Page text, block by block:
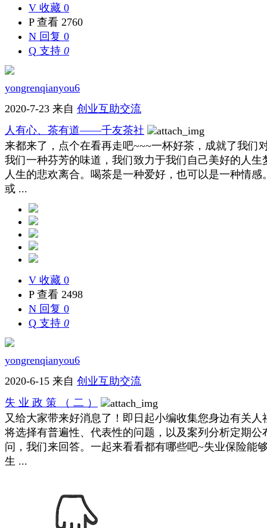
V 收藏 0
P查看 2760
N 回复 0
Q 支持 0
yongrenqianyou6
2020-7-23 来自 创业互助交流
人有心、茶有道——千友茶社
来都来了，点个在看再走吧~~~一杯好茶，成就了我们
我们一种芬芳的味道，我们致力于我们自己美好的人生
人生的悲欢离合。喝茶是一种爱好，也可以是一种情感
或 ...
V 收藏 0
P查看 2498
N 回复 0
Q 支持 0
yongrenqianyou6
2020-6-15 来自 创业互助交流
失 业 政 策 （ 二 ）
又给大家带来好消息了！即日起小编收集您身边有关人
将选择有普遍性、代表性的问题，以及案列分析定期公
问，我们来回答。一起来看看都有哪些吧~失业保险能
生 ...